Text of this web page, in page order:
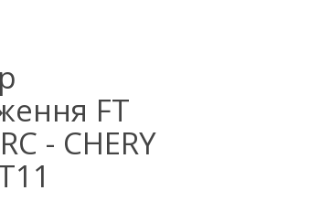
FT
- CHERY